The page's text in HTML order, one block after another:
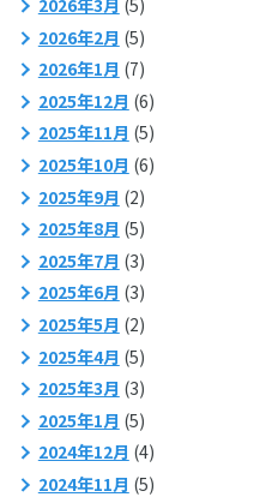
2026年3月 (5)
2026年2月 (5)
2026年1月 (7)
2025年12月 (6)
2025年11月 (5)
2025年10月 (6)
2025年9月 (2)
2025年8月 (5)
2025年7月 (3)
2025年6月 (3)
2025年5月 (2)
2025年4月 (5)
2025年3月 (3)
2025年1月 (5)
2024年12月 (4)
2024年11月 (5)